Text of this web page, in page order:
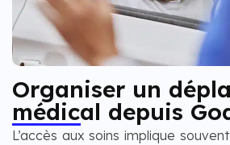
Organiser un
médical depuis
L’accès aux soins implique